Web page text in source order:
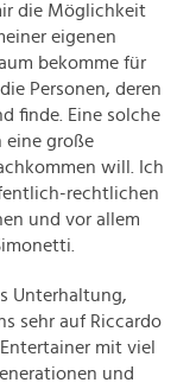
die Möglichkeit
eigenen
bekomme für
Personen, deren
finde. Eine solche
eine große
will. Ich
rechtlichen
und vor allem
Unterhaltung,
sehr auf Riccardo
mit viel
und